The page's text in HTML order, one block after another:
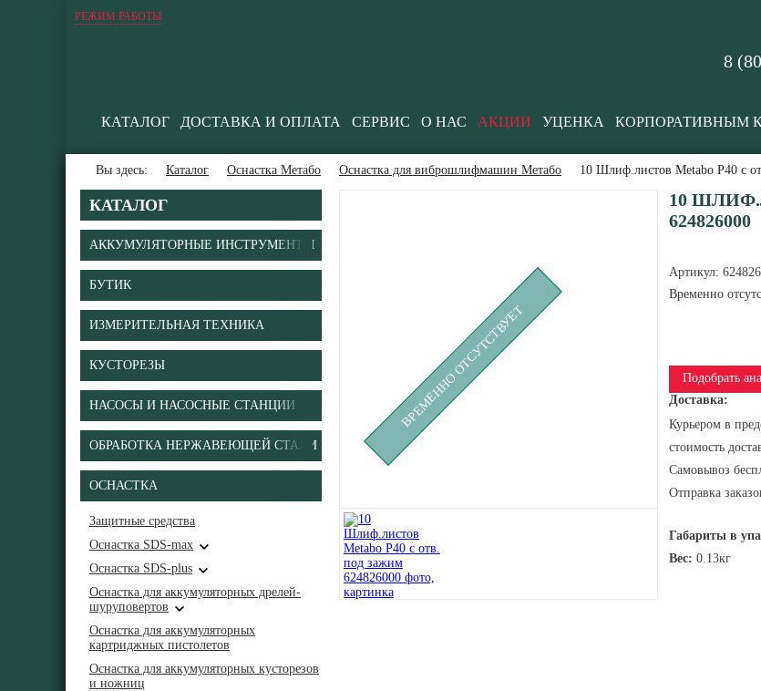
РЕЖИМ РАБОТЫ
8
КАТАЛОГ ДОСТАВКА И ОПЛАТА СЕРВИС О НАС АКЦИИ УЦЕНКА КОРПОРАТИВНЫМ
Вы здесь: Каталог Оснастка Метабо Оснастка для виброшлифмашин Метабо 10 Шлиф.листов Metabo P40 с
КАТАЛОГ
АККУМУЛЯТОРНЫЕ ИНСТРУМЕНТЫ
БУТИК
ИЗМЕРИТЕЛЬНАЯ ТЕХНИКА
КУСТОРЕЗЫ
НАСОСЫ И НАСОСНЫЕ СТАНЦИИ
ОБРАБОТКА НЕРЖАВЕЮЩЕЙ СТАЛИ
ОСНАСТКА
Защитные средства
Оснастка SDS-max
Оснастка SDS-plus
Оснастка для аккумуляторных дрелей-
шуруповертов
Оснастка для аккумуляторных
картриджных пистолетов
Оснастка для аккумуляторных кусторезов
и ножниц
ВРЕМЕННО ОТСУТСТВУЕТ
10
624826000
Артикул:
Временно
Подобрать
Доставка:
Курьером в
стоимость
Самовывоз
Отправка
Габариты в
Вес: 0.13кг